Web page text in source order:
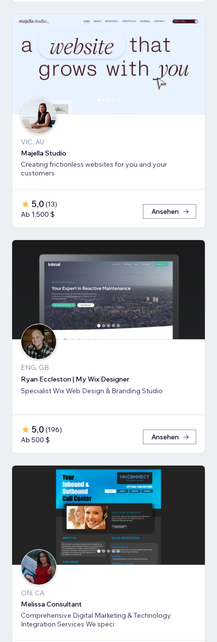
VIC, AU
Majella Studio
Creating frictionless websites for you and your
customers
5,0 (13)
Ab 1.500 $
Ansehen
ENG, GB
Ryan Eccleston | My Wix Designer
Specialist Wix Web Design & Branding Studio
5,0 (196)
Ab 500 $
Ansehen
ON, CA
Melissa Consultant
Comprehensive Digital Marketing & Technology
Integration Services We speci